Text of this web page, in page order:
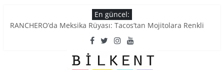
to
En güncel:
RANCHERO’da Meksika Rüyası: Tacos’tan Mojitolara Renkli
Ankara’nın Ruhunu Notalarda Yaşatan 4 Müzik Durağı
Pullardaki tarih: PTT Pul Müzesi